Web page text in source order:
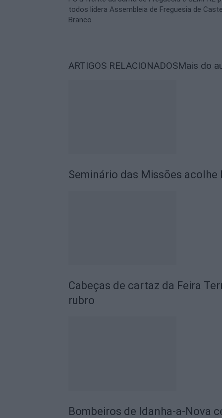
todos lidera Assembleia de Freguesia de
Branco
ARTIGOS RELACIONADOSMais do
Seminário das Missões acolhe
Cabeças de cartaz da Feira
rubro
Bombeiros de Idanha-a-Nova